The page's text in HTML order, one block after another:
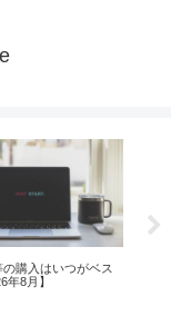
以上ならMacBook Air
安心！？